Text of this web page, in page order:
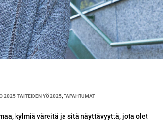
2025 ,TAITEIDEN YÖ 2025 ,TAPAHTUMAT
kylmiä väreitä ja sitä näyttävyyttä, jota olet